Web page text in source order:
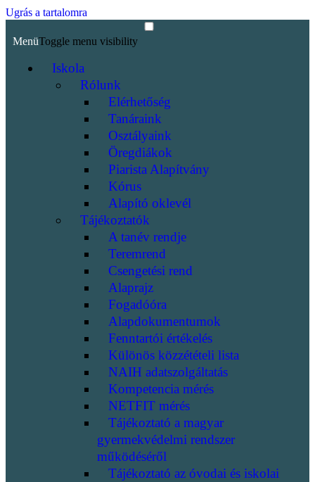
Ugrás a tartalomra
MenüToggle menu visibility
Iskola
Rólunk
Elérhetőség
Tanáraink
Osztályaink
Öregdiákok
Piarista Alapítvány
Kórus
Alapító oklevél
Tájékoztatók
A tanév rendje
Teremrend
Csengetési rend
Alaprajz
Fogadóóra
Alapdokumentumok
Fenntartói értékelés
Különös közzétételi lista
NAIH adatszolgáltatás
Kompetencia mérés
NETFIT mérés
Tájékoztató a magyar
gyermekvédelmi rendszer
működéséről
Tájékoztató az óvodai és iskolai